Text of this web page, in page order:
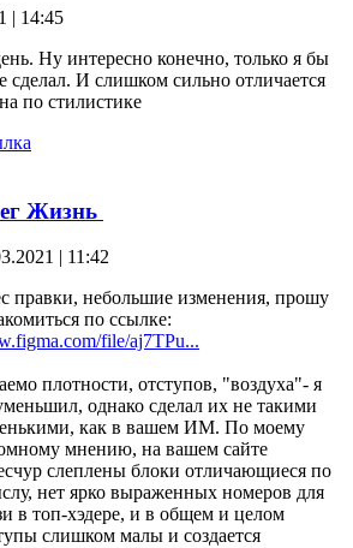
| 14:45
Ну интересно конечно, только я бы
сделал. И слишком сильно отличается
по стилистике
Жизнь
| 11:42
правки, небольшие изменения, прошу
по ссылке:
file/aj7TPu...
плотности, отступов, "воздуха"- я
однако сделал их не такими
как в вашем ИМ. По моему
мнению, на вашем сайте
слеплены блоки отличающиеся по
нет ярко выраженных номеров для
в топ-хэдере, и в общем и целом
слишком малы и создается